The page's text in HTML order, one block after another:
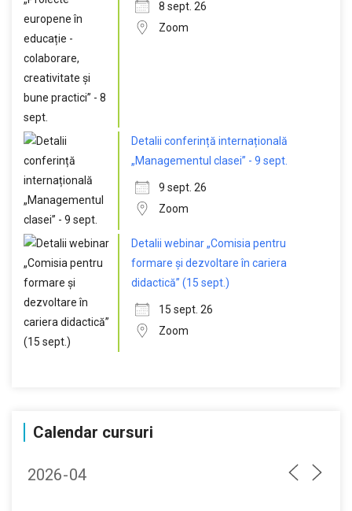
8 sept. 26
Zoom
Detalii conferință internațională
„Managementul clasei” - 9 sept.
9 sept. 26
Zoom
Detalii webinar „Comisia pentru
formare și dezvoltare în cariera
didactică” (15 sept.)
15 sept. 26
Zoom
Calendar cursuri